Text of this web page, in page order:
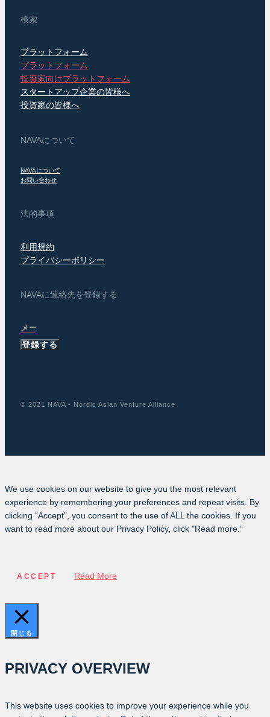
検索
プラットフォーム
プラットフォーム
投資家向けプラットフォーム
スタートアップ企業の皆様へ
投資家の皆様へ
NAVAについて
NAVAについて
お問い合わせ
法的事項
利用規約
プライバシーポリシー
NAVAに連絡先を登録する
登録する
© 2021 NAVA - Nordic Asian Venture Alliance
We use cookies on our website to give you the most relevant
experience by remembering your preferences and repeat visits. By
clicking “Accept”, you consent to the use of ALL the cookies. If you
want to read more about our Privacy Policy, click "Read more."
ACCEPT Read More
閉じる
PRIVACY OVERVIEW
This website uses cookies to improve your experience while you